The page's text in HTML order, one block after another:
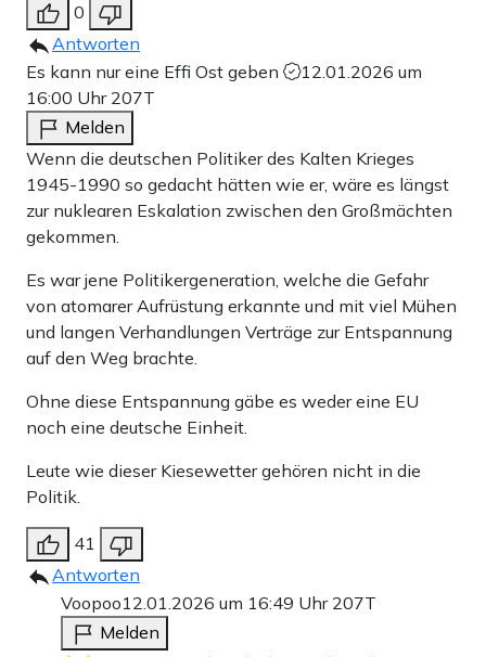
0
Antworten
Es kann nur eine Effi Ost geben
12.01.2026 um
16:00 Uhr 207T
Melden
Wenn die deutschen Politiker des Kalten Krieges
1945-1990 so gedacht hätten wie er, wäre es längst
zur nuklearen Eskalation zwischen den Großmächten
gekommen.
Es war jene Politikergeneration, welche die Gefahr
von atomarer Aufrüstung erkannte und mit viel Mühen
und langen Verhandlungen Verträge zur Entspannung
auf den Weg brachte.
Ohne diese Entspannung gäbe es weder eine EU
noch eine deutsche Einheit.
Leute wie dieser Kiesewetter gehören nicht in die
Politik.
41
Antworten
Voopoo12.01.2026 um 16:49 Uhr 207T
Melden